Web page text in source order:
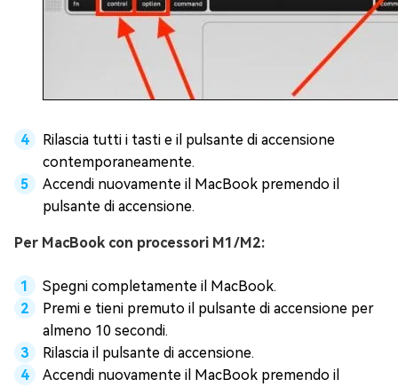
Rilascia tutti i tasti e il pulsante di accensione
contemporaneamente.
Accendi nuovamente il MacBook premendo il
pulsante di accensione.
Per MacBook con processori M1/M2:
Spegni completamente il MacBook.
Premi e tieni premuto il pulsante di accensione per
almeno 10 secondi.
Rilascia il pulsante di accensione.
Accendi nuovamente il MacBook premendo il